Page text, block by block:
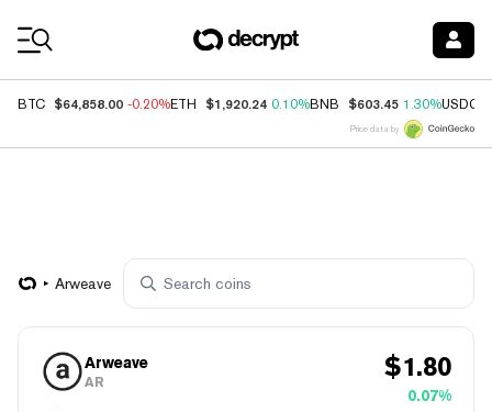
BTC $64,858.00 -0.20%ETH $1,920.24 0.10%BNB $603.45 1.30%USDC
Price data by
Arweave
Arweave
AR $1.80
0.07%